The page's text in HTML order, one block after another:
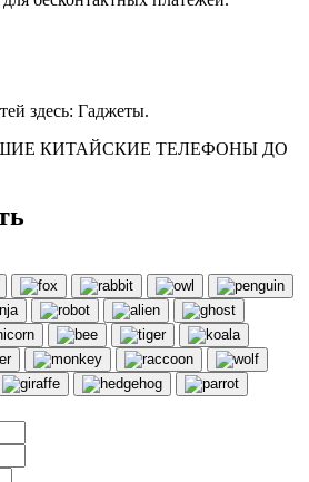
здесь: Гаджеты.
КИТАЙСКИЕ ТЕЛЕФОНЫ ДО